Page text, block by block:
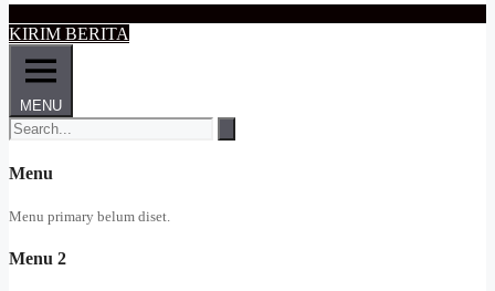
KIRIM BERITA
MENU
Menu
Menu primary belum diset.
Menu 2